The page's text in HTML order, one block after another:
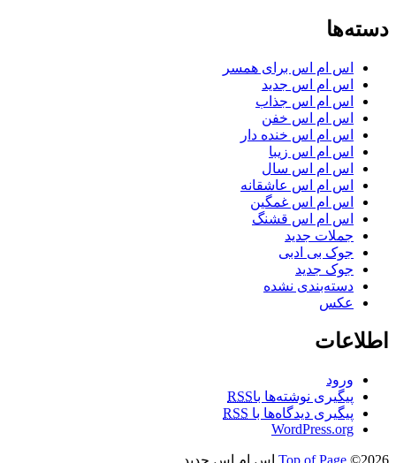
دسته‌ها
اس ام اس برای همسر
اس ام اس جدید
اس ام اس جذاب
اس ام اس خفن
اس ام اس خنده دار
اس ام اس زیبا
اس ام اس سال
اس ام اس عاشقانه
اس ام اس غمگین
اس ام اس قشنگ
جملات جدید
جوک بی ادبی
جوک جدید
دسته‌بندی نشده
عکس
اطلاعات
ورود
پیگیری نوشته‌ها باRSS
پیگیری دیدگاه‌ها با RSS
WordPress.org
Top of Page ©2026 اس ام اس جدید